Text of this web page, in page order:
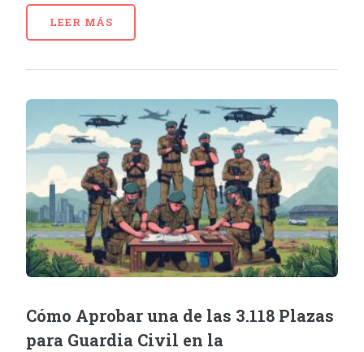
LEER MÁS
Cómo Aprobar una de las 3.118 Plazas
para Guardia Civil en la